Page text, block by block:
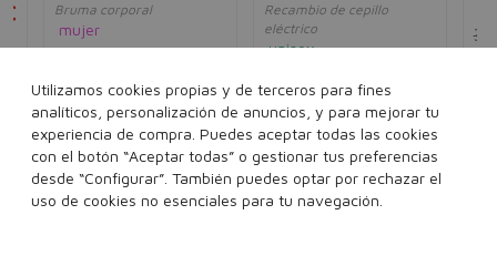
Bruma corporal
mujer
30,00€ 17,95€
Añadir a la cesta
Action
Recambio de cepillo
eléctrico
unisex
2 unidades 4 unidades
Añadir a la cesta
Utilizamos cookies propias y de terceros para fines
analíticos, personalización de anuncios, y para mejorar tu
experiencia de compra. Puedes aceptar todas las cookies
con el botón “Aceptar todas” o gestionar tus preferencias
desde “Configurar”. También puedes optar por rechazar el
uso de cookies no esenciales para tu navegación.